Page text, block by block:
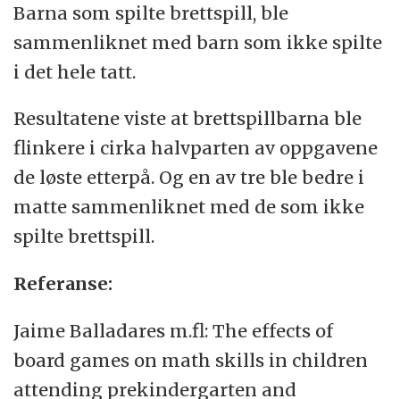
Barna som spilte brettspill, ble
sammenliknet med barn som ikke spilte
i det hele tatt.
Resultatene viste at brettspillbarna ble
flinkere i cirka halvparten av oppgavene
de løste etterpå. Og en av tre ble bedre i
matte sammenliknet med de som ikke
spilte brettspill.
Referanse:
Jaime Balladares m.fl: The effects of
board games on math skills in children
attending prekindergarten and